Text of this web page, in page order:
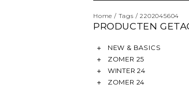
Home / Tags /2202045604
PRODUCTEN
NEW & BASICS
ZOMER 25
WINTER 24
ZOMER 24